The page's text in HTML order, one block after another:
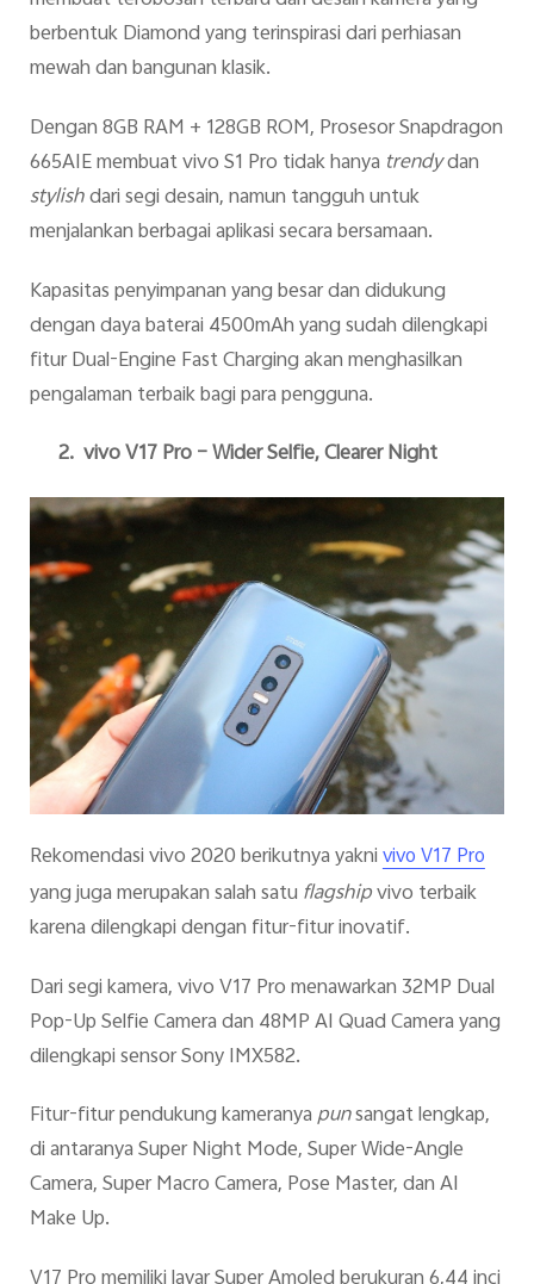
berbentuk Diamond yang terinspirasi dari perhiasan
mewah dan bangunan klasik.
Dengan 8GB RAM + 128GB ROM, Prosesor Snapdragon
665AIE membuat vivo S1 Pro tidak hanya trendydan
stylishdari segi desain, namun tangguh untuk
menjalankan berbagai aplikasi secara bersamaan.
Kapasitas penyimpanan yang besar dan didukung
dengan daya baterai 4500mAh yang sudah dilengkapi
fitur Dual-Engine Fast Charging akan menghasilkan
pengalaman terbaik bagi para pengguna.
2. vivo V17 Pro – Wider Selfie, Clearer Night
Rekomendasi vivo 2020 berikutnya yaknivivo V17 Pro
yang juga merupakan salah satu flagshipvivo terbaik
karena dilengkapi dengan fitur-fitur inovatif.
Dari segi kamera, vivo V17 Pro menawarkan 32MP Dual
Pop-Up Selfie Camera dan 48MP AI Quad Camera yang
dilengkapi sensor Sony IMX582.
Fitur-fitur pendukung kameranyapunsangat lengkap,
di antaranya Super Night Mode, Super Wide-Angle
Camera, Super Macro Camera, Pose Master, dan AI
Make Up.